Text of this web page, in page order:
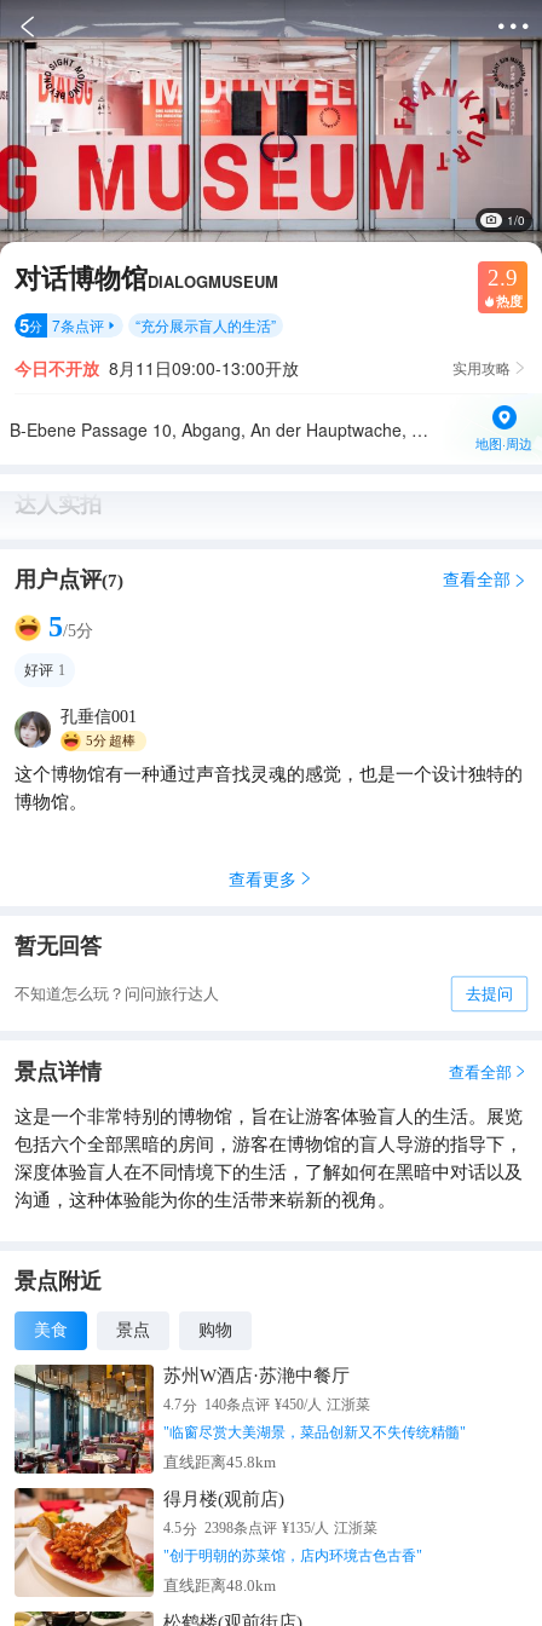
 
1/0
对话博物馆DIALOGMUSEUM 2.9
 热度
5分 7条点评  “充分展示盲人的生活”
今日不开放 8月11日09:00-13:00开放 实用攻略 
B-Ebene Passage 10, Abgang, An der Hauptwache, Roßmarkt, 60313 Frankfurt am Main, 德国
地图·周边
达人实拍
用户点评(7) 查看全部 
5/5分
好评 1
孔垂信001
5分超棒
这个博物馆有一种通过声音找灵魂的感觉，也是一个设计独特的
博物馆。
查看更多 
暂无回答
不知道怎么玩？问问旅行达人 去提问
景点详情 查看全部 
这是一个非常特别的博物馆，旨在让游客体验盲人的生活。展览
包括六个全部黑暗的房间，游客在博物馆的盲人导游的指导下，
深度体验盲人在不同情境下的生活，了解如何在黑暗中对话以及
沟通，这种体验能为你的生活带来崭新的视角。
景点附近
美食 景点 购物
苏州W酒店·苏滟中餐厅
4.7分 140条点评 ¥450/人 江浙菜
"临窗尽赏大美湖景，菜品创新又不失传统精髓"
直线距离45.8km
得月楼(观前店)
4.5分 2398条点评 ¥135/人 江浙菜
"创于明朝的苏菜馆，店内环境古色古香"
直线距离48.0km